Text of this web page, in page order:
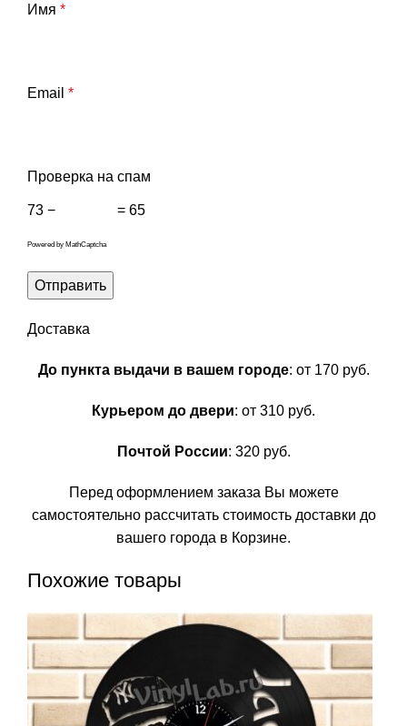
Имя *
Email *
Проверка на спам
73 − = 65
Powered by MathCaptcha
Доставка
До пункта выдачи в вашем городе: от 170 руб.
Курьером до двери: от 310 руб.
Почтой России: 320 руб.
Перед оформлением заказа Вы можете
самостоятельно рассчитать стоимость доставки до
вашего города в Корзине.
Похожие товары